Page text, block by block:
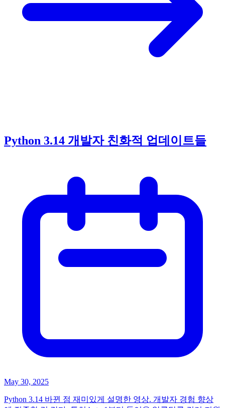
Python 3.14 개발자 친화적 업데이트들
May 30, 2025
Python 3.14 바뀐 점 재미있게 설명한 영상. 개발자 경험 향상